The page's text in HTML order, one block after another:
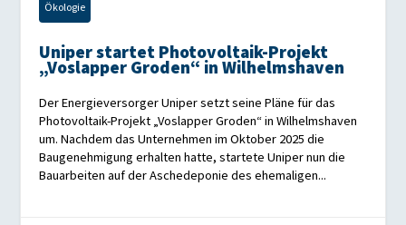
Ökologie
Uniper startet Photovoltaik-Projekt
„Voslapper Groden“ in Wilhelmshaven
Der Energieversorger Uniper setzt seine Pläne für das
Photovoltaik-Projekt „Voslapper Groden“ in Wilhelmshaven
um. Nachdem das Unternehmen im Oktober 2025 die
Baugenehmigung erhalten hatte, startete Uniper nun die
Bauarbeiten auf der Aschedeponie des ehemaligen...